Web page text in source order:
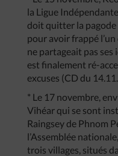
la Ligue
doit quitter la
pour avoir frappé
ne partageait pas ses
est finalement ré-
excuses (CD du
* Le 17 novembre,
Vihéar qui se sont
Raingsey de Phnom
l’Assemblée
trois villages, situés